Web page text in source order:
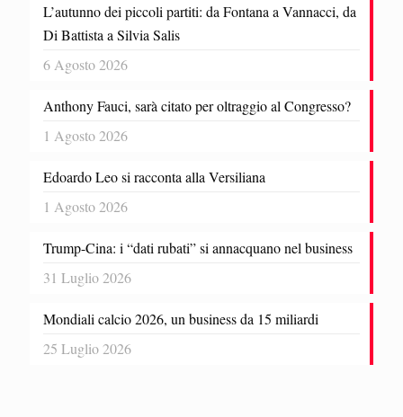
L’autunno dei piccoli partiti: da Fontana a Vannacci, da
Di Battista a Silvia Salis
6 Agosto 2026
Anthony Fauci, sarà citato per oltraggio al Congresso?
1 Agosto 2026
Edoardo Leo si racconta alla Versiliana
1 Agosto 2026
Trump-Cina: i “dati rubati” si annacquano nel business
31 Luglio 2026
Mondiali calcio 2026, un business da 15 miliardi
25 Luglio 2026